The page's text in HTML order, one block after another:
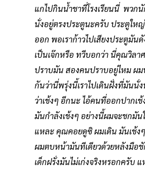
แกไปกินน้ำชาที่โรงเรียนนี่ พวก
นั่งอยู่ตรงประตูนะครับ ประตูใหญ่
ออก พอเราก้าวไปเสียงประตูมันดั
เป็นเจ๊กหรือ ทวีบอกว่า นี่คุณวิลา
ปราบมัน สองคนปราบอยู่ไหม ผ
กันว่านี่พรุ่งนี้เราไปเดินฝั่งที่มันนั่
ว่าเช้งๆ อีกนะ ไอ้คนที่ออกปากเ
มันกำลังเช้งๆ อย่างนี้ผมจะชกมั
แหละ คุณคอยดูซิ ผมเดิน มันเช้ง
ผมตบหน้ามันทีเดียวด้วยหลังมือ
เด็กฝรั่งมันไม่เก่งจริงหรอกครับ